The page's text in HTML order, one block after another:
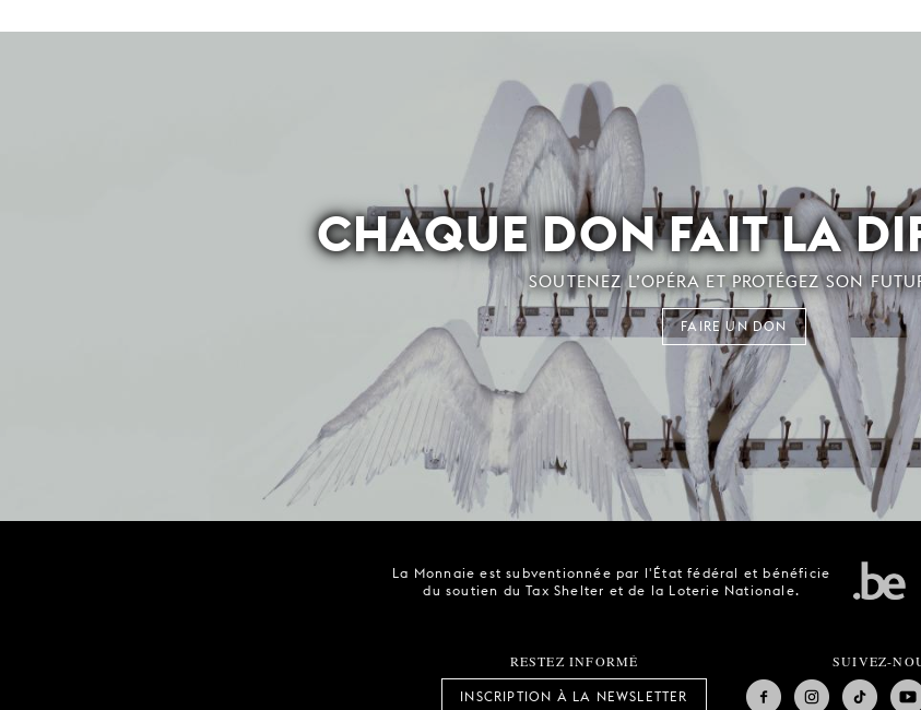
CHAQUE DON FAIT LA
SOUTENEZ L’OPÉRA ET PROTÉGEZ SON
FAIRE UN DON
La Monnaie est subventionnée par l'État fédéral et bénéficie
du soutien du Tax Shelter et de la Loterie Nationale.
RESTEZ INFORMÉ
INSCRIPTION À LA NEWSLETTER
SUIVEZ-